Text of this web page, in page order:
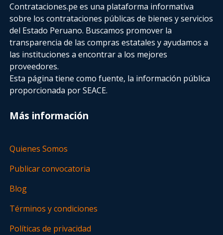
Contrataciones.pe es una plataforma informativa
sobre los contrataciones públicas de bienes y servicios
del Estado Peruano. Buscamos promover la
transparencia de las compras estatalesy ayudamos a
las instituciones a encontrar a los mejores
proveedores.
Esta página tiene como fuente, la información pública
proporcionada por SEACE.
Más información
Quienes Somos
Publicar convocatoria
Blog
Términos y condiciones
Políticas de privacidad